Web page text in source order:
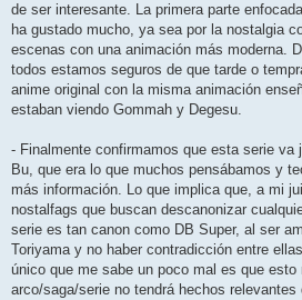
de ser interesante. La primera parte
ha gustado mucho, ya sea por la nostalgia
escenas con una animación más moderna.
todos estamos seguros de que tarde o
anime original con la misma animación
estaban viendo Gommah y Degesu.
- Finalmente confirmamos que esta serie va
Bu, que era lo que muchos pensábamos y
más información. Lo que implica que, a mi
nostalfags que buscan descanonizar
serie es tan canon como DB Super, al ser
Toriyama y no haber contradicción entre
único que me sabe un poco mal es que
arco/saga/serie no tendrá hechos